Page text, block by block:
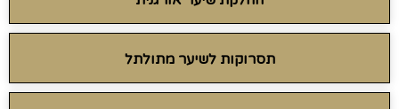
תסרוקות לשיער מתולתל